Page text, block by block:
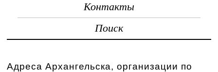
Контакты
Поиск
Адреса Архангельска, организации по